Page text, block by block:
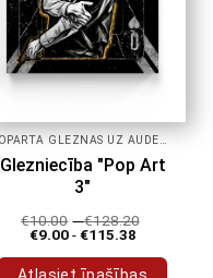
Glezniecība "Pop Art
3"
€10.00 -€128.20
€9.00-€115.38
Atlasiet īpašības